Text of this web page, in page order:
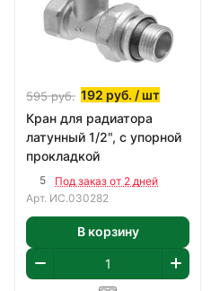
595руб. 192 руб. / шт
Кран для радиатора
латунный 1/2", с упорной
прокладкой
5
Под заказ от 2 дней
Арт. ИС.030282
В корзину